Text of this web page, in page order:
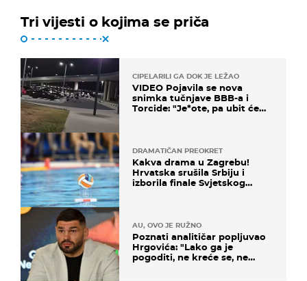
Tri vijesti o kojima se priča
CIPELARILI GA DOK JE LEŽAO
VIDEO Pojavila se nova
snimka tučnjave BBB-a i
Torcide: "Je*ote, pa ubit će
DRAMATIČAN PREOKRET
Kakva drama u Zagrebu!
Hrvatska srušila Srbiju i
izborila finale Svjetskog
AU, OVO JE RUŽNO
Poznati analitičar popljuvao
Hrgovića: "Lako ga je
pogoditi, ne kreće se, ne